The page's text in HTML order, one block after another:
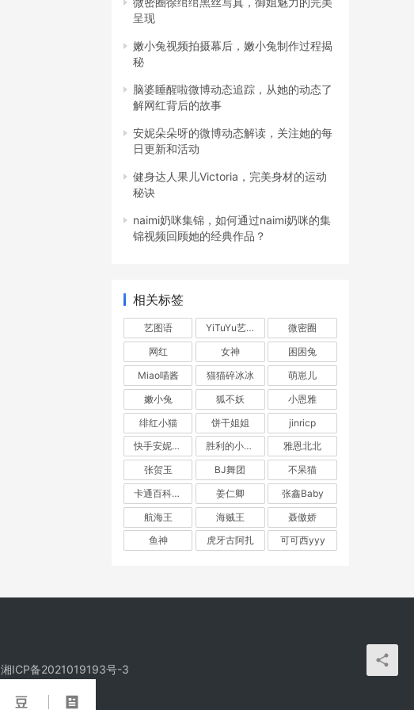
呈现
嫩小兔视频拍摄幕后，嫩小兔制作过程揭
秘
脑婆睡醒啦微博动态追踪，从她的动态了
解网红背后的故事
安妮朵朵呀的微博动态解读，关注她的每
日更新和活动
健身达人果儿Victoria，完美身材的运动
秘诀
naimi奶咪集锦，如何通过naimi奶咪的集
锦视频回顾她的经典作品？
相关标签
艺图语 YiTuYu艺图语
微密圈
网红
女神
困困兔
Miao喵酱
猫猫碎冰冰
萌崽儿
嫩小兔
狐不妖
小恩雅
绯红小猫
饼干姐姐
jinricp
快手安妮朵朵
胜利的小生活
雅恩北北
张贺玉
BJ舞团
不呆猫
卡通百科老王
姜仁卿
张鑫Baby
航海王
海贼王
聂傲娇
鱼神
虎牙古阿扎 可可西yyy
湘ICP备2021019193号-3